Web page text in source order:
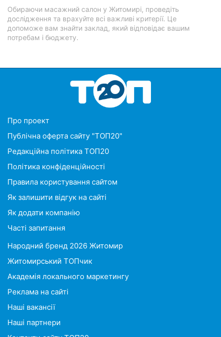
Обираючи масажний салон у Житомирі, проведіть
дослідження та врахуйте всі важливі критерії. Це
допоможе вам знайти заклад, який відповідає вашим
потребам і бюджету.
Про проект
Публічна оферта сайту "ТОП20"
Редакційна політика ТОП20
Політика конфіденційності
Правила користування сайтом
Як залишити відгук на сайті
Як додати компанію
Часті запитання
Народний бренд 2026 Житомир
Житомирський ТОПчик
Академія локального маркетингу
Реклама на сайті
Наші вакансії
Наші партнери